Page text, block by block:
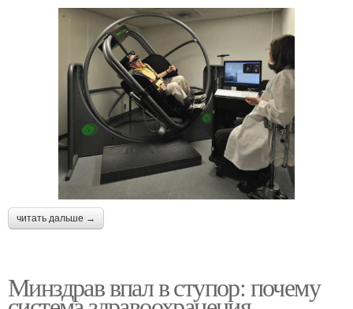
читать дальше →
Минздрав впал в ступор: почему